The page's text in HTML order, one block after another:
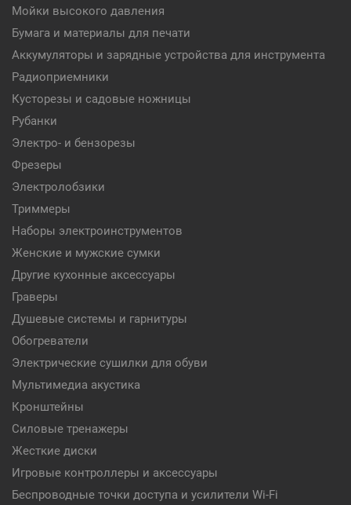
Мойки высокого давления
Бумага и материалы для печати
Аккумуляторы и зарядные устройства для инструмента
Радиоприемники
Кусторезы и садовые ножницы
Рубанки
Электро- и бензорезы
Фрезеры
Электролобзики
Триммеры
Наборы электроинструментов
Женские и мужские сумки
Другие кухонные аксессуары
Граверы
Душевые системы и гарнитуры
Обогреватели
Электрические сушилки для обуви
Мультимедиа акустика
Кронштейны
Силовые тренажеры
Жесткие диски
Игровые контроллеры и аксессуары
Беспроводные точки доступа и усилители Wi-Fi